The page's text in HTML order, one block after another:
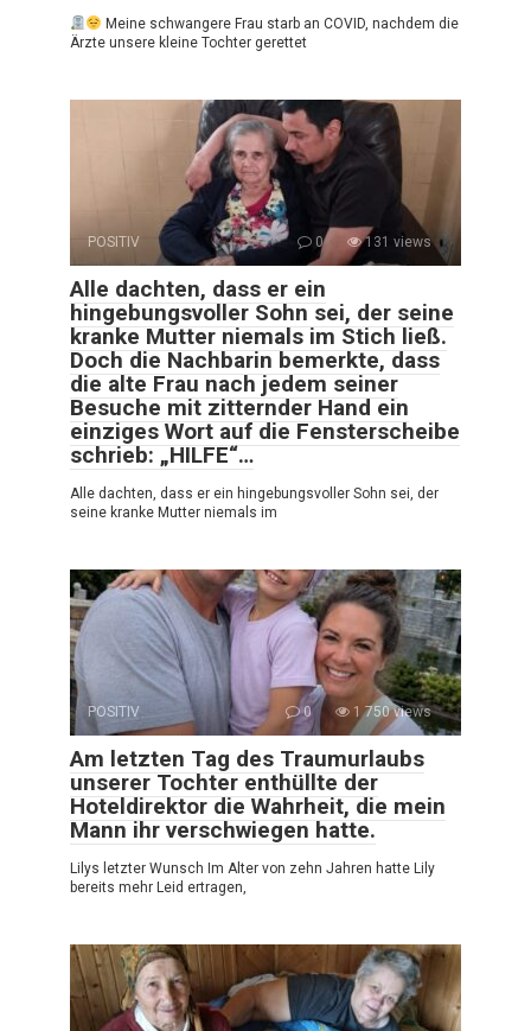
Meine schwangere Frau starb an COVID, nachdem die
Ärzte unsere kleine Tochter gerettet
POSITIV 0 131 views
Alle dachten, dass er ein
hingebungsvoller Sohn sei, der seine
kranke Mutter niemals im Stich ließ.
Doch die Nachbarin bemerkte, dass
die alte Frau nach jedem seiner
Besuche mit zitternder Hand ein
einziges Wort auf die Fensterscheibe
schrieb: „HILFE“…
Alle dachten, dass er ein hingebungsvoller Sohn sei, der
seine kranke Mutter niemals im
POSITIV 0 1 750 views
Am letzten Tag des Traumurlaubs
unserer Tochter enthüllte der
Hoteldirektor die Wahrheit, die mein
Mann ihr verschwiegen hatte.
Lilys letzter Wunsch Im Alter von zehn Jahren hatte Lily
bereits mehr Leid ertragen,